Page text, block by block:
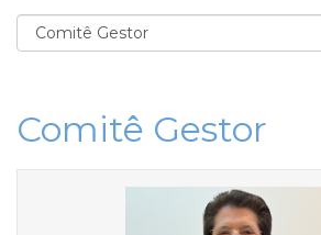
Comitê Gestor